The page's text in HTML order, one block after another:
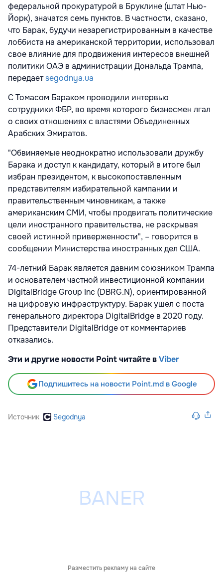
федеральной прокуратурой в Бруклине (штат Нью-
Йорк), значатся семь пунктов. В частности, сказано,
что Барак, будучи незарегистрированным в качестве
лоббиста на американской территории, использовал
свое влияние для продвижения интересов внешней
политики ОАЭ в администрации Дональда Трампа,
передаетsegodnya.ua
С Томасом Бараком проводили интервью
сотрудники ФБР, во время которого бизнесмен лгал
о своих отношениях с властями Объединенных
Арабских Эмиратов.
"Обвиняемые неоднократно использовали дружбу
Барака и доступ к кандидату, который в итоге был
избран президентом, к высокопоставленным
представителям избирательной кампании и
правительственным чиновникам, а также
американским СМИ, чтобы продвигать политические
цели иностранного правительства, не раскрывая
своей истинной приверженности", – говорится в
сообщении Министерства иностранных дел США.
74-летний Барак является давним союзником Трампа
и основателем частной инвестиционной компании
DigitalBridge Group Inc (DBRG.N), ориентированной
на цифровую инфраструктуру. Барак ушел с поста
генерального директора DigitalBridge в 2020 году.
Представители DigitalBridge от комментариев
отказались.
Эти и другие новости Point читайте вViber
Подпишитесь на новости Point.md в Google
Источник Segodnya
Разместить рекламу на сайте